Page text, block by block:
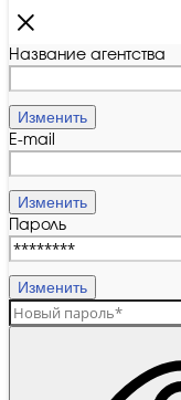
Название агентства
Изменить
E-mail
Изменить
Пароль
Изменить